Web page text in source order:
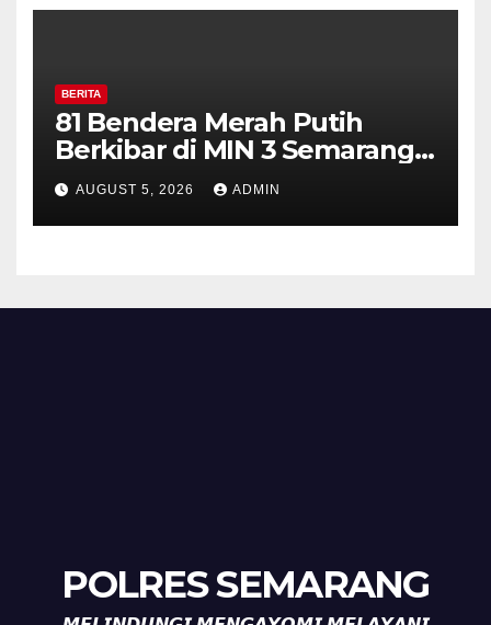
BERITA
81 Bendera Merah Putih
Berkibar di MIN 3 Semarang,
Bhabinkamtibmas Desa
Timpik Hadiri Peringatan
HUT ke-81 Kemerdekaan RI
AUGUST 5, 2026 ADMIN
POLRES SEMARANG